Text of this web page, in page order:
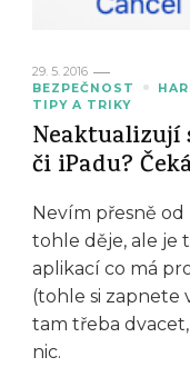
29. 5. 2016
BEZPEČNOST
TIPY A TRIKY
Neaktualizují
či iPadu?
Nevím přesně
tohle děje, ale je
aplikací co má
(tohle si zapnete
tam třeba
nic.